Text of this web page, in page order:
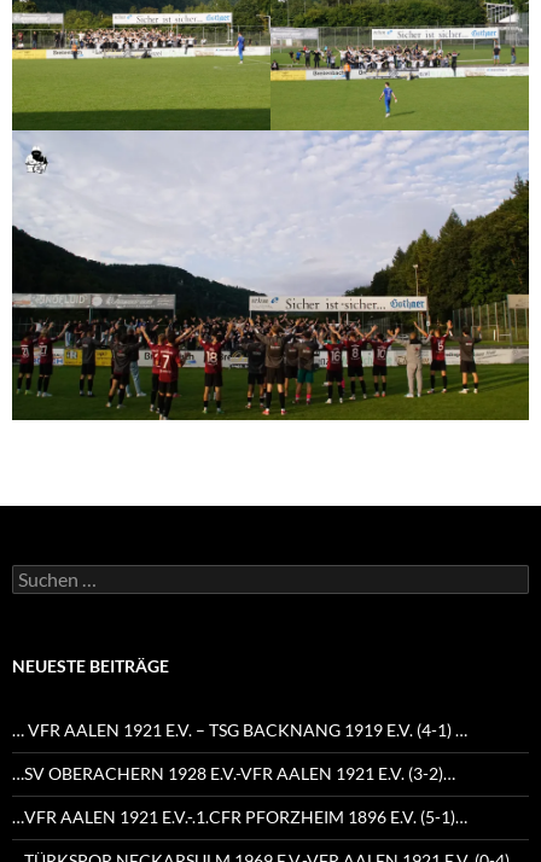
Suchen
nach:
NEUESTE BEITRÄGE
… VFR AALEN 1921 E.V. – TSG BACKNANG 1919 E.V. (4-1) …
…SV OBERACHERN 1928 E.V.-VFR AALEN 1921 E.V. (3-2)…
…VFR AALEN 1921 E.V.-.1.CFR PFORZHEIM 1896 E.V. (5-1)…